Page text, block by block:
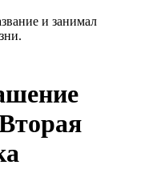
и занимал